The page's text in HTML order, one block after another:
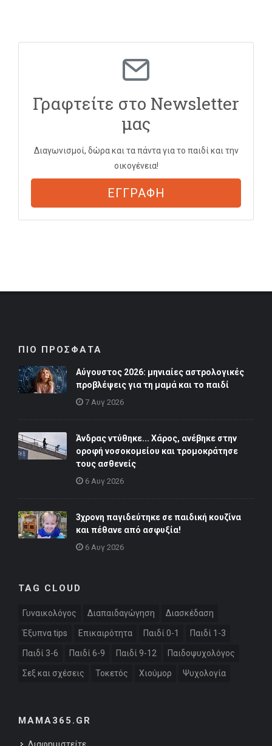
Γραφτείτε στο Newsletter
μας
Διαγωνισμοί, δώρα και τα πάντα για το παιδί και την
οικογένεια!
ΕΓΓΡΑΦΗ
ΠΙΟ ΠΡΟΣΦΑΤΑ
Αύγουστος 2026: μηνιαίες αστρολογικές
προβλέψεις για τη μαμά και το παιδί
7 Αυγ 2026
Άνδρας ντύθηκε... Χάρος, ανέβηκε στην
οροφή νοσοκομείου και τρομοκράτησε
τους ασθενείς
6 Αυγ 2026
3χρονη παγιδεύτηκε σε παιδική κουζίνα
και πέθανε από ασφυξία!
6 Αυγ 2026
TAG CLOUD
Γυναικολόγος Διαπαιδαγώγηση Διασκέδαση
Έξυπνα tips Επικαιρότητα Παιδί 0-1 Παιδί 1-3
Παιδί 3-6 Παιδί 6-9 Παιδί 9-12 Παιδοψυχολόγος
Σεξ και σχέσεις Τοκετός Χιούμορ Ψυχολογία
MAMA365.GR